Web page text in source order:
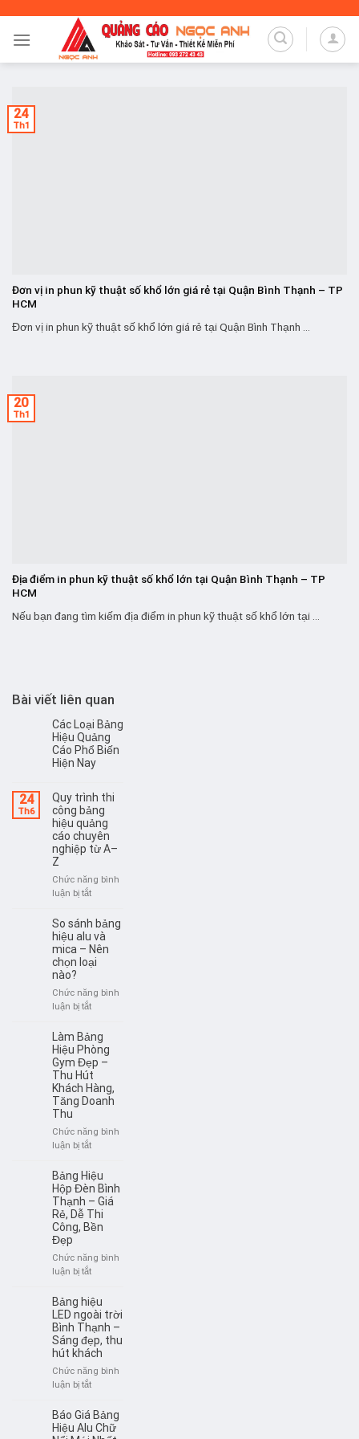
content
Đơn vị in phun kỹ thuật số khổ lớn giá rẻ tại Quận Bình Thạnh – TP
HCM
Đơn vị in phun kỹ thuật số khổ lớn giá rẻ tại Quận Bình Thạnh ...
24
Th1
Địa điểm in phun kỹ thuật số khổ lớn tại Quận Bình Thạnh – TP
HCM
Nếu bạn đang tìm kiếm địa điểm in phun kỹ thuật số khổ lớn tại ...
20
Th1
Bài viết liên quan
Các Loại Bảng
Hiệu Quảng
Cáo Phổ Biến
Hiện Nay
24
Th6
Quy trình thi
công bảng
hiệu quảng
cáo chuyên
nghiệp từ A–
Z
Chức năng bình
luận bị tắtở
trình
thi
công
bảng
quảng
từ
A–
Z
So sánh bảng
hiệu alu và
mica – Nên
chọn loại
nào?
Chức năng bình
luận bị tắtở
sánh
bảng
hiệu
alu
và
mica
Nên
chọn
nào?
Làm Bảng
Hiệu Phòng
Gym Đẹp –
Thu Hút
Khách Hàng,
Tăng Doanh
Thu
Chức năng bình
luận bị tắtở
Bảng
Hiệu
Phòng
Gym
Đẹp
Thu
Hút
Tăng
Doanh
Thu
Bảng Hiệu
Hộp Đèn Bình
Thạnh – Giá
Rẻ, Dễ Thi
Công, Bền
Đẹp
Chức năng bình
luận bị tắtở
Hiệu
Hộp
Đèn
Bình
Thạnh
Thi
Công,
Bảng hiệu
LED ngoài trời
Bình Thạnh –
Sáng đẹp, thu
hút khách
Chức năng bình
luận bị tắtở
hiệu
LED
Báo Giá Bảng
Hiệu Alu Chữ